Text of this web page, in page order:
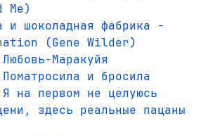
Me)
и шоколадная фабрика -
(Gene Wilder)
Маракуйя
и бросила
на первом не целуюсь
здесь реальные пацаны